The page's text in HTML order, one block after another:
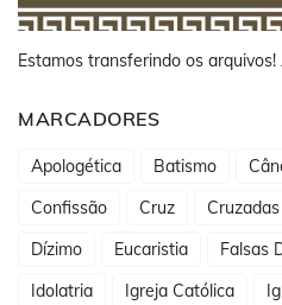
Estamos transferindo os arquivos!
MARCADORES
Apologética Batismo
Confissão
Cruz Cruzadas
Dízimo
Eucaristia Falsas
Idolatria
Igreja Católica